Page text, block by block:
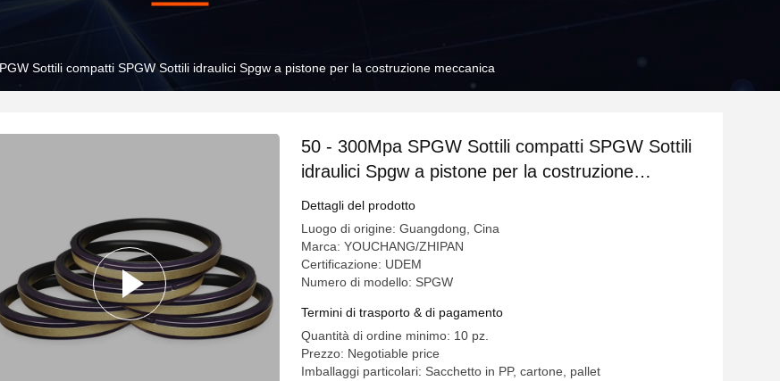
Sottili compatti SPGW Sottili idraulici Spgw a pistone per la costruzione meccanica
50 - 300Mpa SPGW Sottili compatti SPGW Sottili
idraulici Spgw a pistone per la costruzione
meccanica
Dettagli del prodotto
Luogo di origine: Guangdong, Cina
Marca: YOUCHANG/ZHIPAN
Certificazione: UDEM
Numero di modello: SPGW
Termini di trasporto & di pagamento
Quantità di ordine minimo: 10 pz.
Prezzo: Negotiable price
Imballaggi particolari: Sacchetto in PP, cartone, pallet